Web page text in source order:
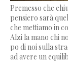
Premesso che
pensiero sarà
che mettiamo in
Alzi la mano chi
po di noi sulla
ad avere un